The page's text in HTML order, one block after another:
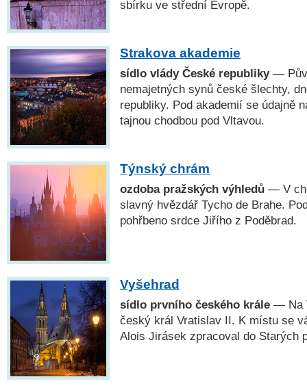
sbírku ve střední Evropě.
Strakova akademie
sídlo vlády České republiky—
nemajetných synů české šlechty,
republiky. Pod akademií se údajně
tajnou chodbou pod Vltavou.
Týnský chrám
ozdoba pražských výhledů — V
slavný hvězdář Tycho de Brahe.
pohřbeno srdce Jiřího z Poděbrad.
Vyšehrad
sídlo prvního českého krále — Na
český král Vratislav II. K místu se
Alois Jirásek zpracoval do Starých